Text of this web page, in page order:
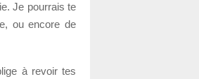
Je pourrais te
ou encore de
à revoir tes